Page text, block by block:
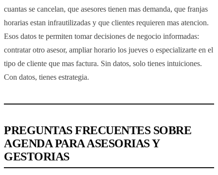
cuantas se cancelan, que asesores tienen mas demanda, que franjas
horarias estan infrautilizadas y que clientes requieren mas atencion.
Esos datos te permiten tomar decisiones de negocio informadas:
contratar otro asesor, ampliar horario los jueves o especializarte en el
tipo de cliente que mas factura. Sin datos, solo tienes intuiciones.
Con datos, tienes estrategia.
PREGUNTAS FRECUENTES SOBRE
AGENDA PARA ASESORIAS Y
GESTORIAS